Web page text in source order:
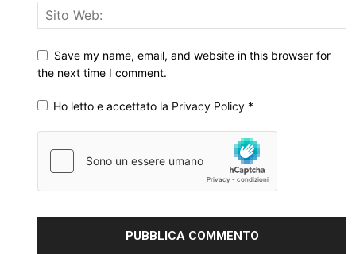
Save my name, email, and website in this browser for
the next time I comment.
Ho letto e accettato la Privacy Policy *